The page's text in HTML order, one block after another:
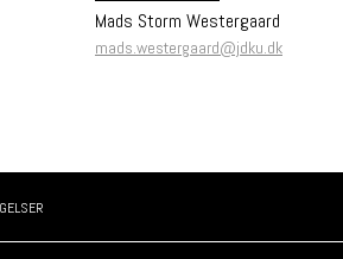
Mads Storm Westergaard
mads.westergaard@jdku.dk